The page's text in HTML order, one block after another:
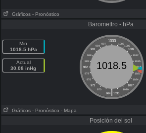
Gráficos - Pronóstico
Baromettro - hPa
Min
1018.5 hPa
Actual
30.08 inHg
1000
997 1003
994
1006
991
1009
988
1012
985
1015
982
1018
979
1021
976
1024
973
1027
970
1030
|
964 1036
1018.5
Gráficos - Pronóstico - Mapa
Posición del sol